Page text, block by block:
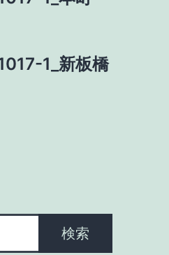
1_新板橋
検索